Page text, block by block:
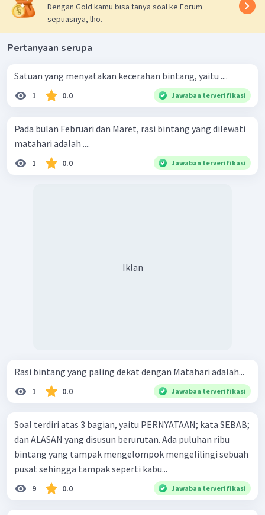
Dengan Gold kamu bisa tanya soal ke Forum
sepuasnya, lho.
Pertanyaan serupa
Satuan yang menyatakan kecerahan bintang, yaitu ....
1 0.0 Jawaban terverifikasi
Pada bulan Februari dan Maret, rasi bintang yang dilewati
matahari adalah ....
1 0.0 Jawaban terverifikasi
Iklan
Rasi bintang yang paling dekat dengan Matahari adalah...
1 0.0 Jawaban terverifikasi
Soal terdiri atas 3 bagian, yaitu PERNYATAAN; kata SEBAB;
dan ALASAN yang disusun berurutan. Ada puluhan ribu
bintang yang tampak mengelompok mengelilingi sebuah
pusat sehingga tampak seperti kabu...
9 0.0 Jawaban terverifikasi